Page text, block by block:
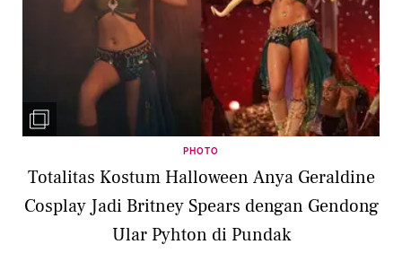
PHOTO
Totalitas Kostum Halloween Anya Geraldine
Cosplay Jadi Britney Spears dengan Gendong
Ular Pyhton di Pundak